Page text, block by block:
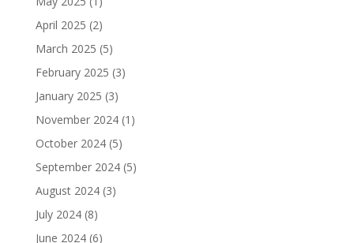
April 2025 (2)
March 2025 (5)
February 2025 (3)
January 2025 (3)
November 2024(1)
October 2024(5)
September 2024(5)
August 2024(3)
July 2024(8)
June 2024(6)